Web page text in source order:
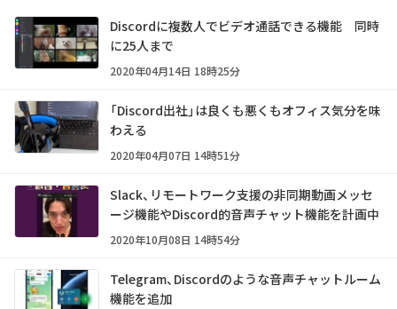
Discordに複数人でビデオ通話できる機能 同時
に25人まで
2020年04月14日 18時25分
「Discord出社」は良くも悪くもオフィス気分を味
わえる
2020年04月07日 14時51分
Slack、リモートワーク支援の非同期動画メッセ
ージ機能やDiscord的音声チャット機能を計画中
2020年10月08日 14時54分
Telegram、Discordのような音声チャットルーム
機能を追加